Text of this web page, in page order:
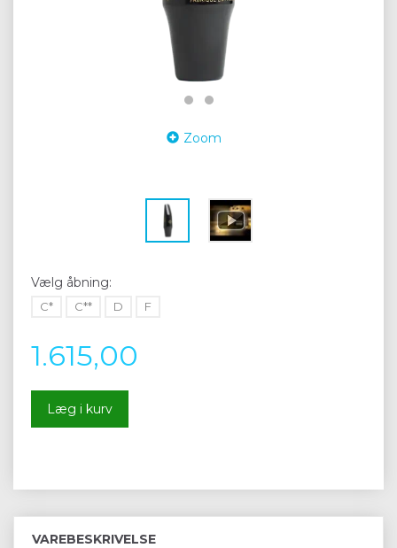
Zoom
Vælg åbning:
C* C** D F
1.615,00
Læg i kurv
VAREBESKRIVELSE